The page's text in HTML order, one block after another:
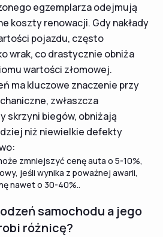
egzemplarza odejmują
koszty renowacji. Gdy nakłady
pojazdu, często
wrak, co drastycznie obniża
wartości złomowej.
ma kluczowe znaczenie przy
zwłaszcza
skrzyni biegów, obniżają
niż niewielkie defekty
zmniejszyć cenę auta o 5-10%,
jeśli wynika z poważnej awarii,
nawet o 30-40%..
samochodu a jego
różnicę?